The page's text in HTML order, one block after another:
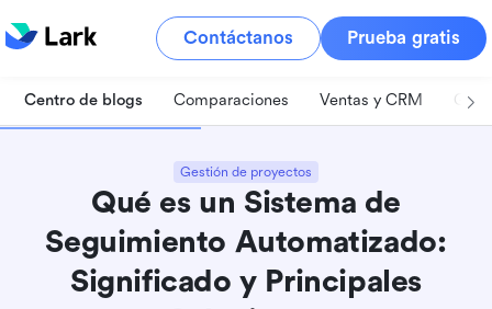
Contáctanos Prueba gratis
Centro de blogs Comparaciones Ventas y CRM
Gestión de proyectos
Qué es un Sistema de
Seguimiento Automatizado:
Significado y Principales